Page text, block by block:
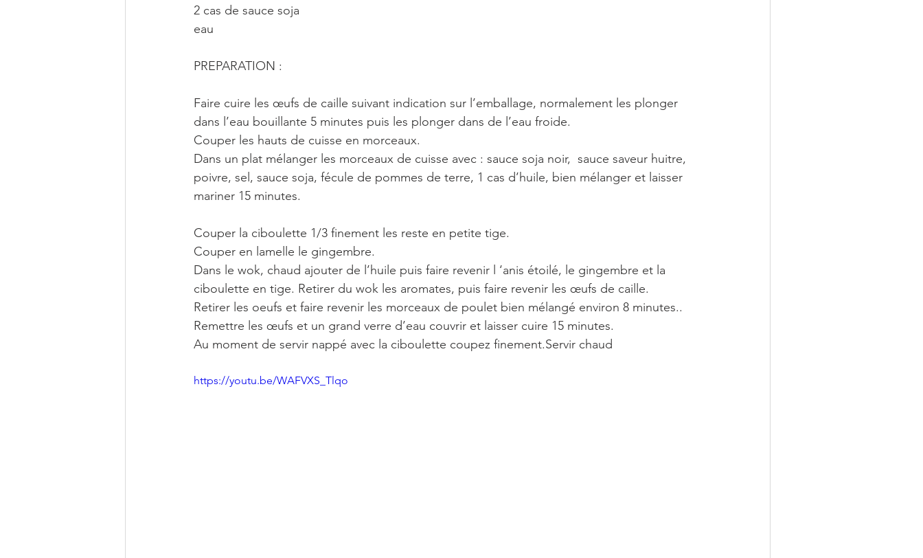
2 cas de sauce soja
eau
PREPARATION :
Faire cuire les œufs de caille suivant indication sur l’emballage, normalement les plonger
dans l’eau bouillante 5 minutes puis les plonger dans de l’eau froide.
Couper les hauts de cuisse en morceaux.
Dans un plat mélanger les morceaux de cuisse avec : sauce soja noir,  sauce saveur huitre,
poivre, sel, sauce soja, fécule de pommes de terre, 1 cas d’huile, bien mélanger et laisser
mariner 15 minutes.
Couper la ciboulette 1/3 finement les reste en petite tige.
Couper en lamelle le gingembre.
Dans le wok, chaud ajouter de l’huile puis faire revenir l ‘anis étoilé, le gingembre et la
ciboulette en tige. Retirer du wok les aromates, puis faire revenir les œufs de caille.
Retirer les oeufs et faire revenir les morceaux de poulet bien mélangé environ 8 minutes..
Remettre les œufs et un grand verre d’eau couvrir et laisser cuire 15 minutes.
Au moment de servir nappé avec la ciboulette coupez finement.Servir chaud
https://youtu.be/WAFVXS_Tlqo